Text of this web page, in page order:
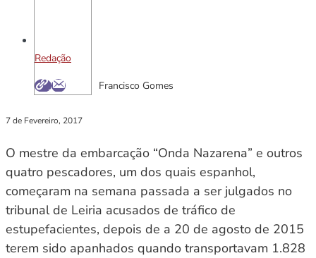
Redação
Francisco Gomes
7 de Fevereiro, 2017
O mestre da embarcação “Onda Nazarena” e outros
quatro pescadores, um dos quais espanhol,
começaram na semana passada a ser julgados no
tribunal de Leiria acusados de tráfico de
estupefacientes, depois de a 20 de agosto de 2015
terem sido apanhados quando transportavam 1.828